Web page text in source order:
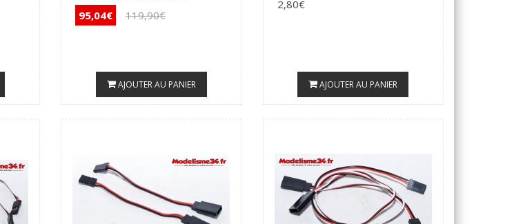
95,04€
119,90€
AJOUTER AU PANIER
2,80€
AJOUTER AU PANIER